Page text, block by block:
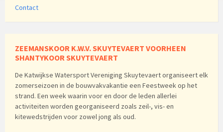
Contact
ZEEMANSKOOR K.W.V. SKUYTEVAERT VOORHEEN
SHANTYKOOR SKUYTEVAERT
De Katwijkse Watersport Vereniging Skuytevaert organiseert elk
zomerseizoen in de bouwvakvakantie een Feestweek op het
strand. Een week waarin voor en door de leden allerlei
activiteiten worden georganiseerd zoals zeil-, vis- en
kitewedstrijden voor zowel jong als oud.